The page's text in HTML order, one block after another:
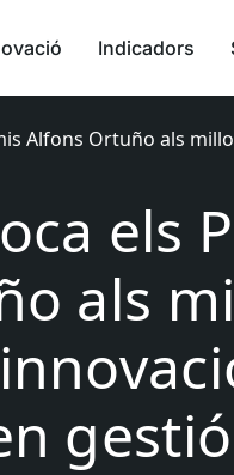
Indicadors
Alfons Ortuño als
els
als